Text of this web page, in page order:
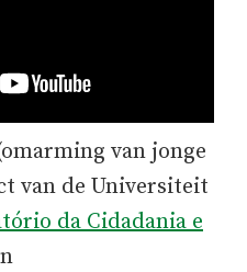
van jonge
van de Universiteit
da Cidadania e